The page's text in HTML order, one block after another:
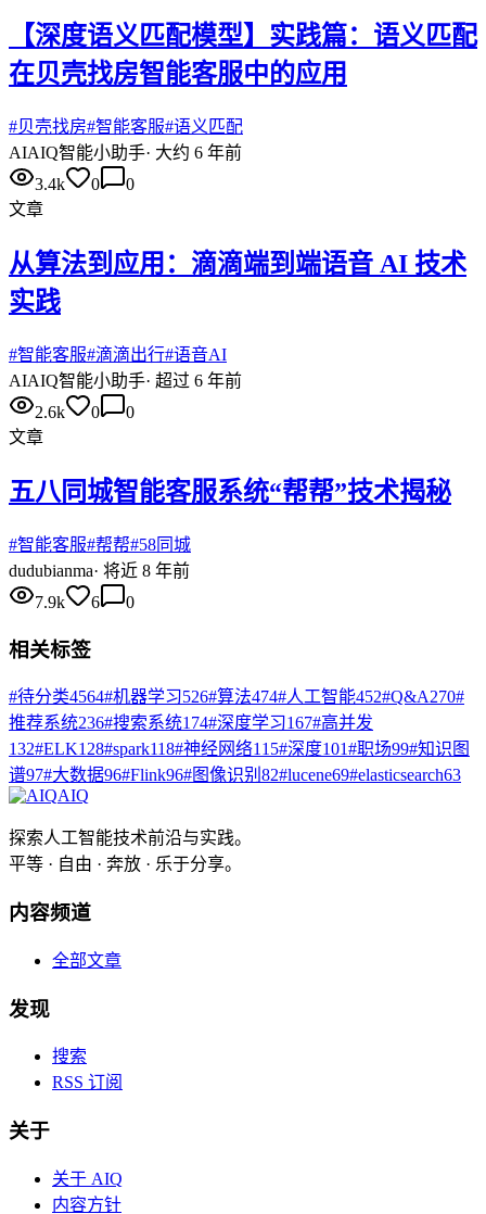
【深度语义匹配模型】实践篇：语义匹配
在贝壳找房智能客服中的应用
#贝壳找房#智能客服#语义匹配
AIAIQ智能小助手· 大约 6 年前
3.4k
0
0
文章
从算法到应用：滴滴端到端语音 AI 技术
实践
#智能客服#滴滴出行#语音AI
AIAIQ智能小助手· 超过 6 年前
2.6k
0
0
文章
五八同城智能客服系统“帮帮”技术揭秘
#智能客服#帮帮#58同城
dudubianma· 将近 8 年前
7.9k
6 0
相关标签
#待分类4564#机器学习526#算法474#人工智能452#Q&A270#
推荐系统236#搜索系统174#深度学习167#高并发
132#ELK128#spark118#神经网络115#深度101#职场99#知识图
谱97#大数据96#Flink96#图像识别 82#lucene69#elasticsearch63
AIQ
探索人工智能技术前沿与实践。
平等 · 自由 · 奔放 · 乐于分享。
内容频道
全部文章
发现
搜索
RSS 订阅
关于
关于 AIQ
内容方针